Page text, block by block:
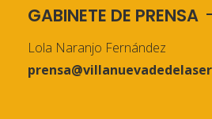
GABINETE DE PRENSA
Lola Naranjo Fernández